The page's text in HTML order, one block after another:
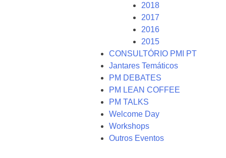
2018
2017
2016
2015
CONSULTÓRIO PMI PT
Jantares Temáticos
PM DEBATES
PM LEAN COFFEE
PM TALKS
Welcome Day
Workshops
Outros Eventos